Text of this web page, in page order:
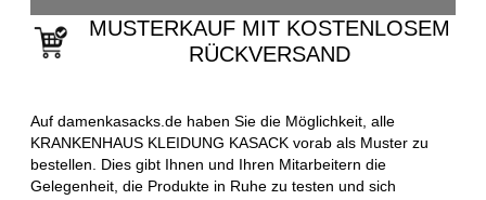
MUSTERKAUF MIT KOSTENLOSEM
RÜCKVERSAND
Auf damenkasacks.de haben Sie die Möglichkeit, alle
KRANKENHAUS KLEIDUNG KASACK vorab als Muster zu
bestellen. Dies gibt Ihnen und Ihren Mitarbeitern die
Gelegenheit, die Produkte in Ruhe zu testen und sich